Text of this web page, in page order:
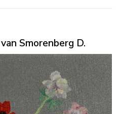
Smorenberg D.